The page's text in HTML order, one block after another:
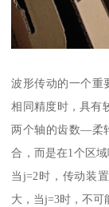
波形传动的一个重
相同精度时，具有
两个轴的齿数—柔
合，而是在1个区
当j=2时，传动装
大，当j=3时，不可